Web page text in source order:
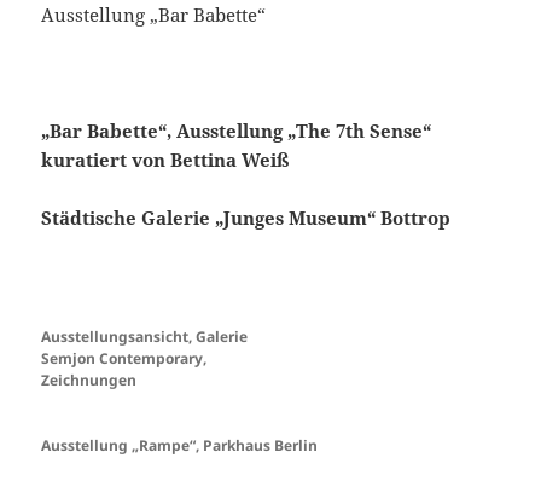
Ausstellung „Bar Babette“
„Bar Babette“, Ausstellung „The 7th Sense“
kuratiert von Bettina Weiß
Städtische Galerie „Junges Museum“ Bottrop
Ausstellungsansicht, Galerie
Semjon Contemporary,
Zeichnungen
Ausstellung „Rampe“, Parkhaus Berlin